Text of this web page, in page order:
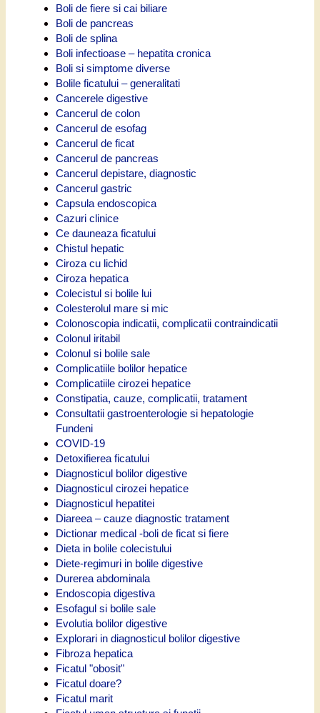
Boli de fiere si cai biliare
Boli de pancreas
Boli de splina
Boli infectioase – hepatita cronica
Boli si simptome diverse
Bolile ficatului – generalitati
Cancerele digestive
Cancerul de colon
Cancerul de esofag
Cancerul de ficat
Cancerul de pancreas
Cancerul depistare, diagnostic
Cancerul gastric
Capsula endoscopica
Cazuri clinice
Ce dauneaza ficatului
Chistul hepatic
Ciroza cu lichid
Ciroza hepatica
Colecistul si bolile lui
Colesterolul mare si mic
Colonoscopia indicatii, complicatii contraindicatii
Colonul iritabil
Colonul si bolile sale
Complicatiile bolilor hepatice
Complicatiile cirozei hepatice
Constipatia, cauze, complicatii, tratament
Consultatii gastroenterologie si hepatologie
Fundeni
COVID-19
Detoxifierea ficatului
Diagnosticul bolilor digestive
Diagnosticul cirozei hepatice
Diagnosticul hepatitei
Diareea – cauze diagnostic tratament
Dictionar medical -boli de ficat si fiere
Dieta in bolile colecistului
Diete-regimuri in bolile digestive
Durerea abdominala
Endoscopia digestiva
Esofagul si bolile sale
Evolutia bolilor digestive
Explorari in diagnosticul bolilor digestive
Fibroza hepatica
Ficatul "obosit"
Ficatul doare?
Ficatul marit